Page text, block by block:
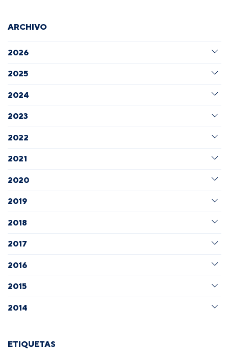
ARCHIVO
2026
2025
2024
2023
2022
2021
2020
2019
2018
2017
2016
2015
2014
ETIQUETAS